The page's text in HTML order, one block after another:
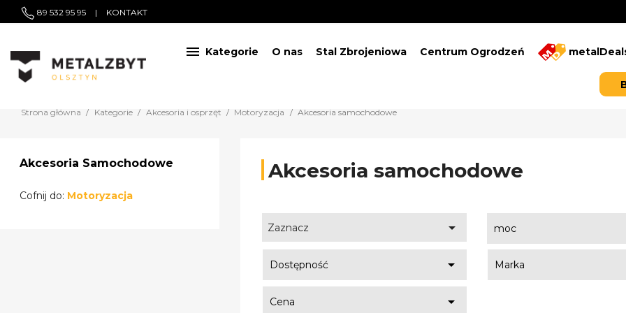
89 532 95 95 | KONTAKT
 Kategorie O nas Stal Zbrojeniowa Centrum Ogrodzeń
Strona główna Kategorie Akcesoria i osprzęt Motoryzacja Akcesoria samochodowe
Akcesoria Samochodowe
Cofnij do: Motoryzacja
Akcesoria samochodowe
Zaznacz  moc
Dostępność  Marka
Cena 